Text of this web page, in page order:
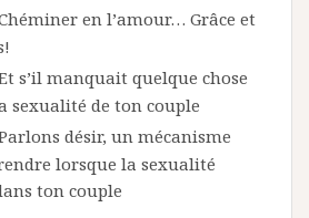
en l’amour… Grâce et
s’il manquait quelque chose
sexualité de ton couple
désir, un mécanisme
lorsque la sexualité
ton couple